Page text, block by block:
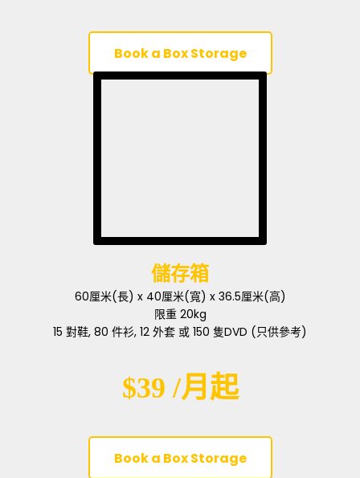
Book a Box Storage
儲存箱
60厘米(長) x 40厘米(寬) x 36.5厘米(高)
限重 20kg
15 對鞋, 80 件衫, 12 外套 或 150 隻DVD (只供參考)
$39 /月起
Book a Box Storage